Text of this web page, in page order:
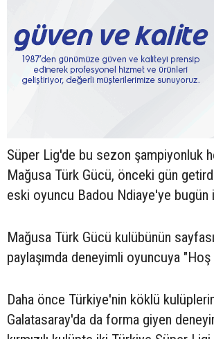
Süper Lig'de bu sezon şampiyonluk
Mağusa Türk Gücü, önceki gün
eski oyuncu Badou Ndiaye'ye bugün
Mağusa Türk Gücü kulübünün
paylaşımda deneyimli oyuncuya
Daha önce Türkiye'nin köklü
Galatasaray'da da forma giyen